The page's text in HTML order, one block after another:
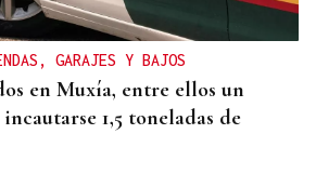
GARAJES Y BAJOS
en Muxía, entre ellos un
1,5 toneladas de